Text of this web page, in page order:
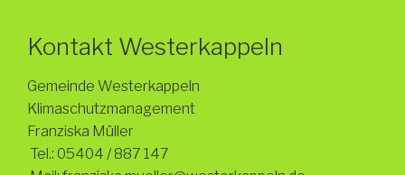
Kontakt Westerkappeln
Gemeinde Westerkappeln
Klimaschutzmanagement
Franziska Müller
Tel.: 05404 / 887 147